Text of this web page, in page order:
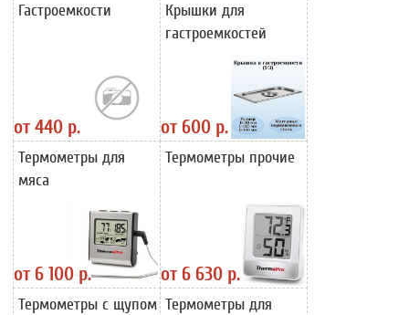
Гастроемкости
от 440 р.
Крышки для
гастроемкостей
от 600 р.
Термометры для
мяса
от 6 100 р.
Термометры прочие
от 6 630 р.
Термометры с щупом Термометры для